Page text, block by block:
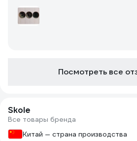
Посмотреть все
Skole
Все товары бренда
Китай — страна производства